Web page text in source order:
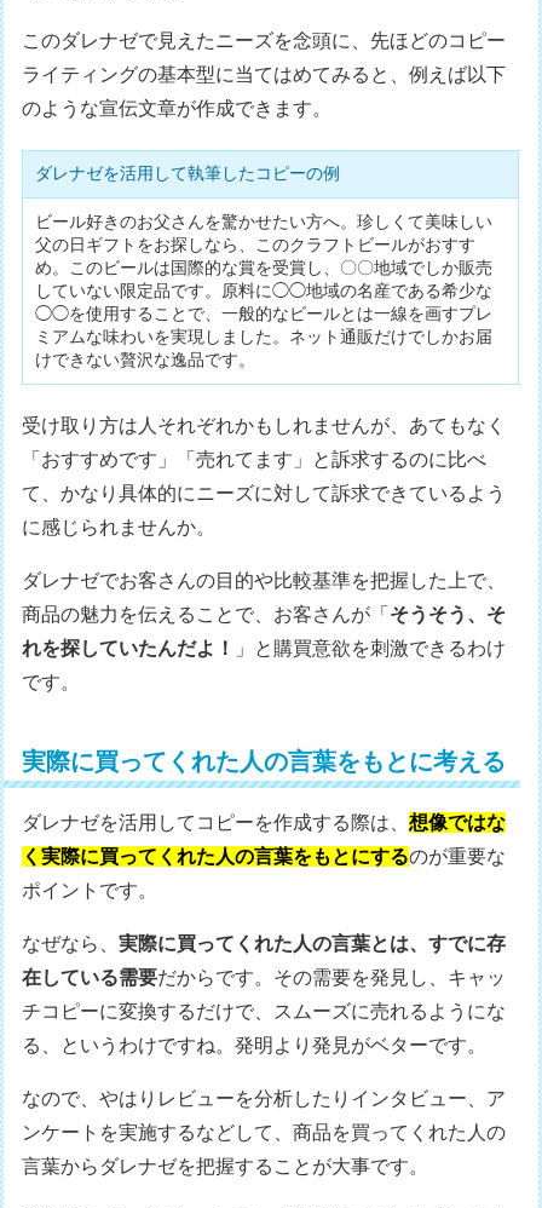
このダレナゼで見えたニーズを念頭に、先ほどのコピー
ライティングの基本型に当てはめてみると、例えば以下
のような宣伝文章が作成できます。
ダレナゼを活用して執筆したコピーの例
ビール好きのお父さんを驚かせたい方へ。珍しくて美味しい
父の日ギフトをお探しなら、このクラフトビールがおすす
め。このビールは国際的な賞を受賞し、〇〇地域でしか販売
していない限定品です。原料に◯◯地域の名産である希少な
◯◯を使用することで、一般的なビールとは一線を画すプレ
ミアムな味わいを実現しました。ネット通販だけでしかお届
けできない贅沢な逸品です。
受け取り方は人それぞれかもしれませんが、あてもなく
「おすすめです」「売れてます」と訴求するのに比べ
て、かなり具体的にニーズに対して訴求できているよう
に感じられませんか。
ダレナゼでお客さんの目的や比較基準を把握した上で、
商品の魅力を伝えることで、お客さんが「 そうそう、そ
れを探していたんだよ！
」と購買意欲を刺激できるわけ
です。
実際に買ってくれた人の言葉をもとに考える
ダレナゼを活用してコピーを作成する際は、想像ではな
く実際に買ってくれた人の言葉をもとにするのが重要な
ポイントです。
なぜなら、実際に買ってくれた人の言葉とは、すでに存
在している需要だからです。その需要を発見し、キャッ
チコピーに変換するだけで、スムーズに売れるようにな
る、というわけですね。発明より発見がベターです。
なので、やはりレビューを分析したりインタビュー、ア
ンケートを実施するなどして、商品を買ってくれた人の
言葉からダレナゼを把握することが大事です。